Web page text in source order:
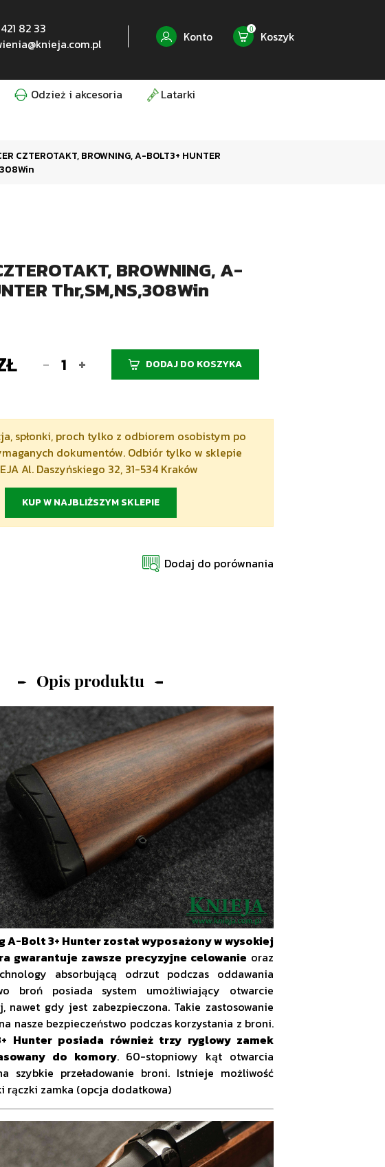
82 33
Konto 0 Koszyk
Odzież i akcesoria
Latarki
CZTEROTAKT, BROWNING, A-BOLT3+ HUNTER
BROWNING, A-
Thr,SM,NS,308Win
- + DODAJ DO KOSZYKA
spłonki, proch tylko z odbiorem osobistym po
dokumentów. Odbiór tylko w sklepie
Al. Daszyńskiego 32, 31-534 Kraków
KUP W NAJBLIŻSZYM SKLEPIE
Dodaj do porównania
Opis produktu
A-Bolt 3+ Hunter został wyposażony w wysokiej
gwarantuje zawsze precyzyjne celowanie oraz
absorbującą odrzut podczas oddawania
broń posiada system umożliwiający otwarcie
nawet gdy jest zabezpieczona. Takie zastosowanie
nasze bezpieczeństwo podczas korzystania z broni.
Hunter posiada również trzy ryglowy zamek
do komory. 60-stopniowy kąt otwarcia
szybkie przeładowanie broni. Istnieje możliwość
rączki zamka (opcja dodatkowa)